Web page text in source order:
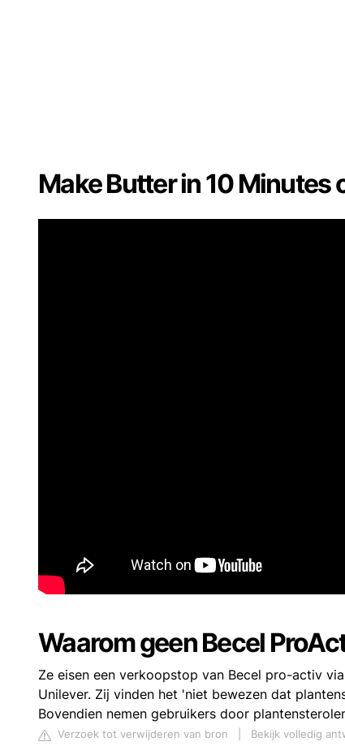
Make Butter in 10 Minutes
Waarom geen Becel
Ze eisen een verkoopstop van Becel pro-activ
Unilever. Zij vinden het 'niet bewezen dat
Bovendien nemen gebruikers door
Verzoek tot verwijderen van bron Bekijk volledig